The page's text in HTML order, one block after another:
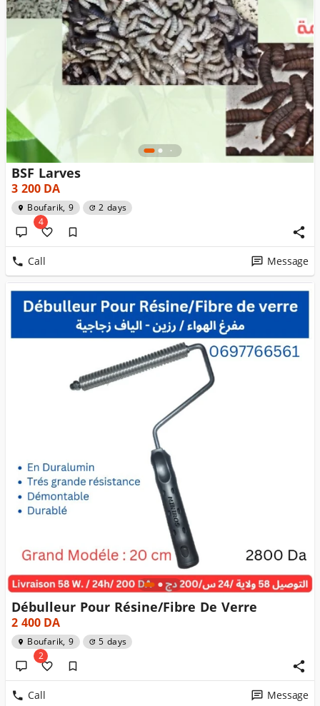
BSF Larves
3 200DA
Boufarik, 9
2 days
4
Call Message
Débulleur Pour Résine/Fibre De Verre
2 400DA
Boufarik, 9
5 days
2
Call Message